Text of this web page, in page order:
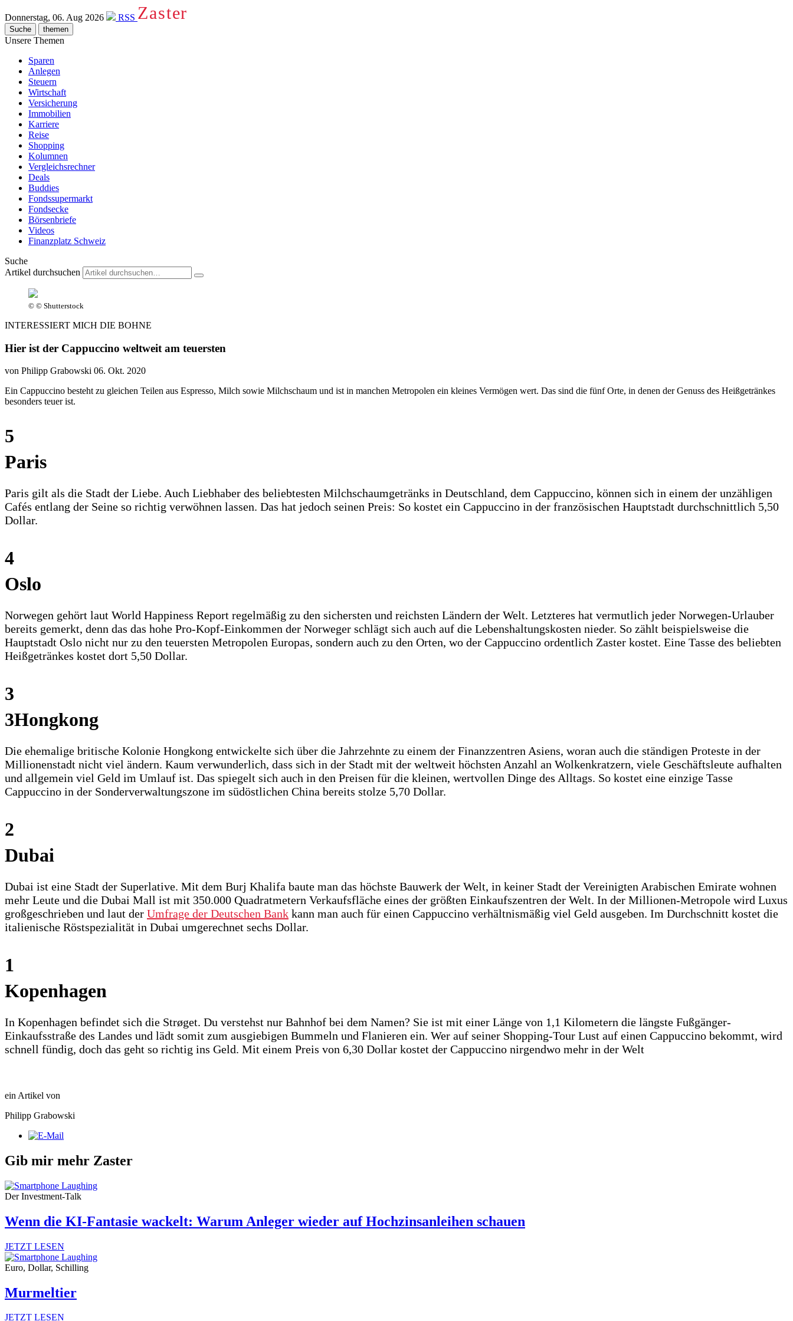
Donnerstag, 06. Aug 2026 RSS Zaster
Suche themen
Unsere Themen
Sparen
Anlegen
Steuern
Wirtschaft
Versicherung
Immobilien
Karriere
Reise
Shopping
Kolumnen
Vergleichsrechner
Deals
Buddies
Fondssupermarkt
Fondsecke
Börsenbriefe
Videos
Finanzplatz Schweiz
Suche
Artikel durchsuchen
© © Shutterstock
INTERESSIERT MICH DIE BOHNE
Hier ist der Cappuccino weltweit am teuersten
von Philipp Grabowski 06. Okt. 2020
Ein Cappuccino besteht zu gleichen Teilen aus Espresso, Milch sowie Milchschaum und ist in manchen Metropolen ein kleines Vermögen wert. Das sind die fünf Orte, in denen der Genuss des Heißgetränkes
besonders teuer ist.
5
Paris
Paris gilt als die Stadt der Liebe. Auch Liebhaber des beliebtesten Milchschaumgetränks in Deutschland, dem Cappuccino, können sich in einem der unzähligen
Cafés entlang der Seine so richtig verwöhnen lassen. Das hat jedoch seinen Preis: So kostet ein Cappuccino in der französischen Hauptstadt durchschnittlich 5,50
Dollar.
4
Oslo
Norwegen gehört laut World Happiness Report regelmäßig zu den sichersten und reichsten Ländern der Welt. Letzteres hat vermutlich jeder Norwegen-Urlauber
bereits gemerkt, denn das das hohe Pro-Kopf-Einkommen der Norweger schlägt sich auch auf die Lebenshaltungskosten nieder. So zählt beispielsweise die
Hauptstadt Oslo nicht nur zu den teuersten Metropolen Europas, sondern auch zu den Orten, wo der Cappuccino ordentlich Zaster kostet. Eine Tasse des beliebten
Heißgetränkes kostet dort 5,50 Dollar.
3
3Hongkong
Die ehemalige britische Kolonie Hongkong entwickelte sich über die Jahrzehnte zu einem der Finanzzentren Asiens, woran auch die ständigen Proteste in der
Millionenstadt nicht viel ändern. Kaum verwunderlich, dass sich in der Stadt mit der weltweit höchsten Anzahl an Wolkenkratzern, viele Geschäftsleute aufhalten
und allgemein viel Geld im Umlauf ist. Das spiegelt sich auch in den Preisen für die kleinen, wertvollen Dinge des Alltags. So kostet eine einzige Tasse
Cappuccino in der Sonderverwaltungszone im südöstlichen China bereits stolze 5,70 Dollar.
2
Dubai
Dubai ist eine Stadt der Superlative. Mit dem Burj Khalifa baute man das höchste Bauwerk der Welt, in keiner Stadt der Vereinigten Arabischen Emirate wohnen
mehr Leute und die Dubai Mall ist mit 350.000 Quadratmetern Verkaufsfläche eines der größten Einkaufszentren der Welt. In der Millionen-Metropole wird Luxus
großgeschrieben und laut der Umfrage der Deutschen Bank kann man auch für einen Cappuccino verhältnismäßig viel Geld ausgeben. Im Durchschnitt kostet die
italienische Röstspezialität in Dubai umgerechnet sechs Dollar.
1
Kopenhagen
In Kopenhagen befindet sich die Strøget. Du verstehst nur Bahnhof bei dem Namen? Sie ist mit einer Länge von 1,1 Kilometern die längste Fußgänger-
Einkaufsstraße des Landes und lädt somit zum ausgiebigen Bummeln und Flanieren ein. Wer auf seiner Shopping-Tour Lust auf einen Cappuccino bekommt, wird
schnell fündig, doch das geht so richtig ins Geld. Mit einem Preis von 6,30 Dollar kostet der Cappuccino nirgendwo mehr in der Welt
ein Artikel von
Philipp Grabowski
Gib mir mehr Zaster
Der Investment-Talk
Wenn die KI-Fantasie wackelt: Warum Anleger wieder auf Hochzinsanleihen schauen
JETZT LESEN
Euro, Dollar, Schilling
Murmeltier
JETZT LESEN